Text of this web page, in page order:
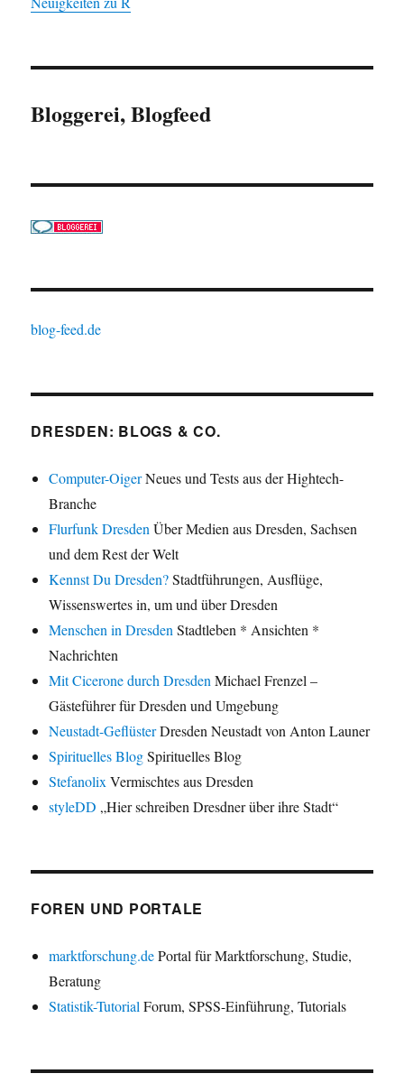
Bloggerei, Blogfeed
blog-feed.de
DRESDEN: BLOGS & CO.
Computer-OigerNeues und Tests aus der Hightech-
Branche
Flurfunk Dresden Über Medien aus Dresden, Sachsen
und dem Rest der Welt
Kennst Du Dresden?Stadtführungen, Ausflüge,
Wissenswertes in, um und über Dresden
Menschen in Dresden Stadtleben * Ansichten *
Nachrichten
Mit Cicerone durch Dresden Michael Frenzel –
Gästeführer für Dresden und Umgebung
Neustadt-GeflüsterDresden Neustadt von Anton Launer
Spirituelles BlogSpirituelles Blog
Stefanolix Vermischtes aus Dresden
styleDD „Hier schreiben Dresdner über ihre Stadt“
FOREN UND PORTALE
marktforschung.dePortal für Marktforschung, Studie,
Beratung
Statistik-Tutorial Forum, SPSS-Einführung, Tutorials